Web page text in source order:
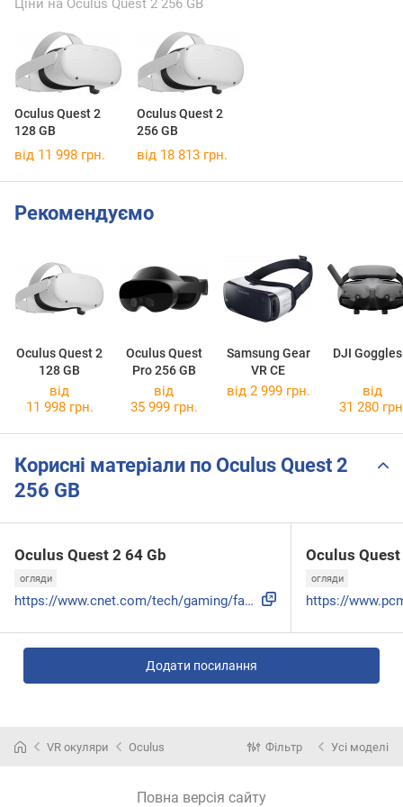
Ціни на Oculus Quest 2 256 GB
Oculus Quest 2
128 GB
Oculus Quest 2
256 GB
від 11 998 грн. від 18 813 грн.
Рекомендуємо
Oculus Quest 2
128 GB
Oculus Quest
Pro 256 GB
Samsung Gear
VR CE
DJI
від
11 998 грн.
від
35 999 грн.
від 2 999 грн.
від
31 280
Корисні матеріали по Oculus Quest 2
256 GB
Oculus Quest 2 64 Gb
огляди
https://www.cnet.com/tech/gaming/facebook-oculus-quest-2-vr...
Oculus
огляди
Додати посилання
VR окуляри Oculus Фільтр Усі моделі
Повна версія сайту